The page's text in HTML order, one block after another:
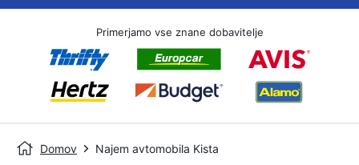
Primerjamo vse znane dobavitelje
Domov Najem avtomobila Kista